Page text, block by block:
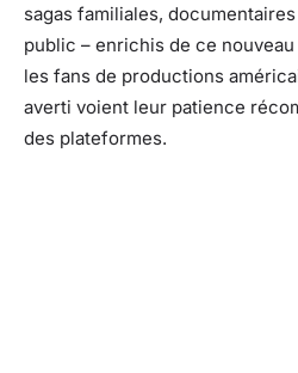
sagas familiales,
public – enrichis de ce
les fans de productions
averti voient leur patience
des plateformes.